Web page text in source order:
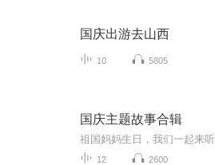
国庆出游去山西
10 5805
国庆主题故事合辑
12 2600